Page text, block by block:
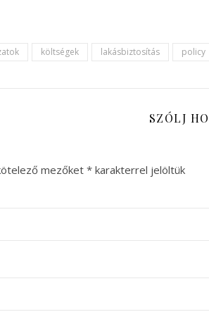
költségek lakásbiztosítás policy
SZÓLJ
mezőket * karakterrel jelöltük